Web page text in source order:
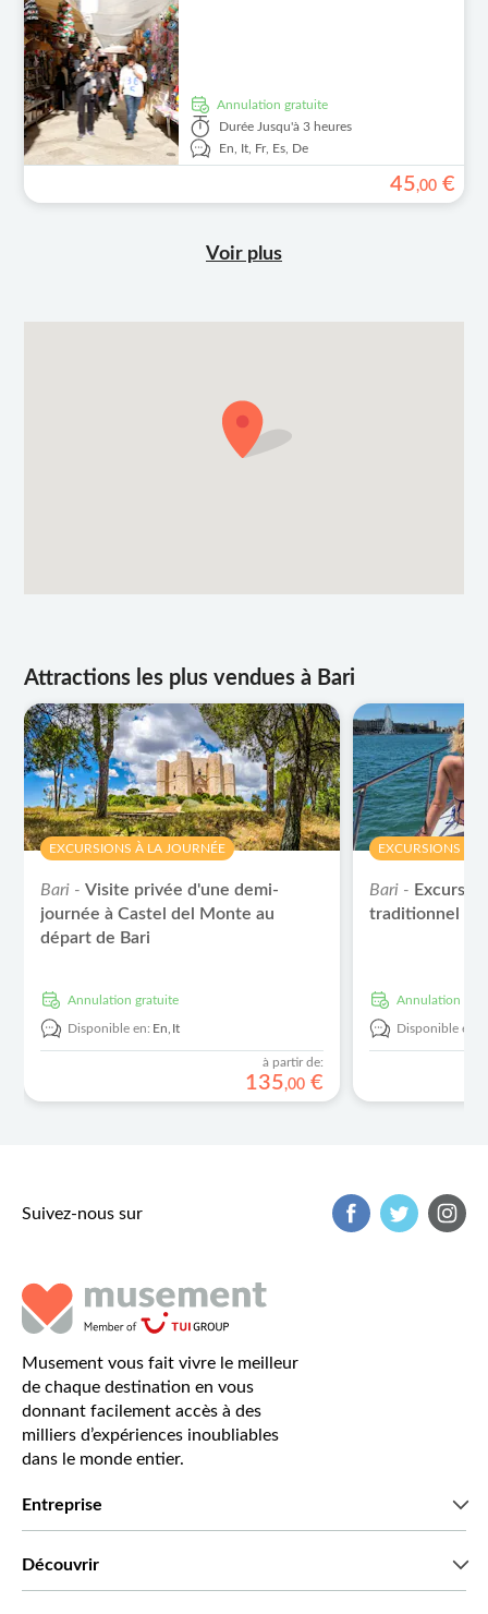
Annulation gratuite
Durée Jusqu'à 3 heures
En,
It, Fr, Es, De
45,00 €
Voir plus
Attractions les plus vendues à Bari
EXCURSIONS À LA JOURNÉE
Bari -Visite privée d'une demi-
journée à Castel del Monte au
départ de Bari
Annulation gratuite
Disponible en: En,It
à partir de:
135,00 €
EXCURSIONS À
Bari -
traditionnel
Annulation
Disponible en:
Suivez-nous sur
Musement vous fait vivre le meilleur
de chaque destination en vous
donnant facilement accès à des
milliers d’expériences inoubliables
dans le monde entier.
Entreprise
Découvrir